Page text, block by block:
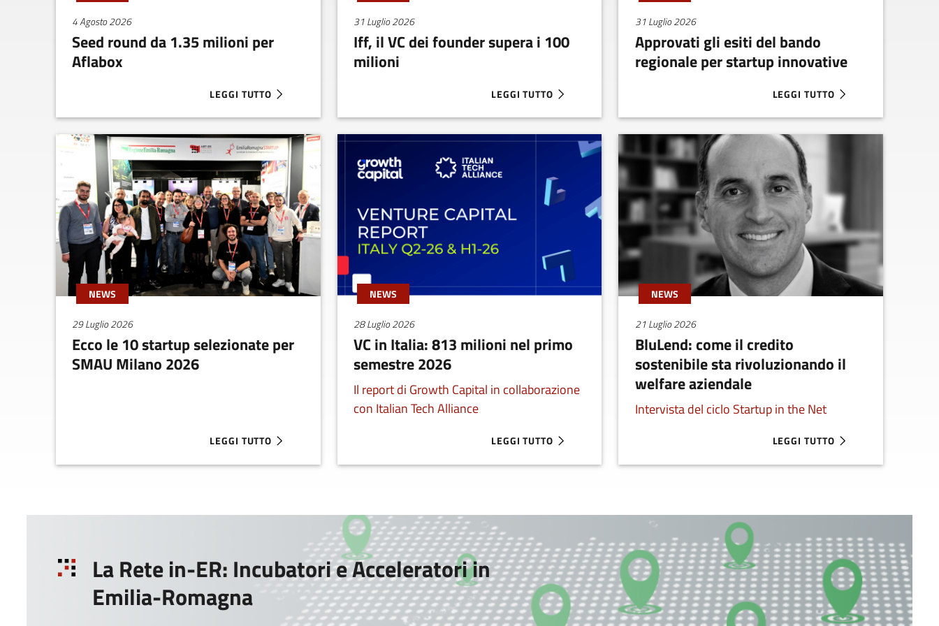
4 Agosto 2026
Seed round da 1.35 milioni per
Aflabox
LEGGI TUTTO
ABOUT SEED ROUND DA 1.35 MILIONI PER AFLABOX
31 Luglio 2026
Iff, il VC dei founder supera i 100
milioni
LEGGI TUTTO
ABOUT IFF, IL VC DEI FOUNDER SUPERA I 100 MILIONI
31 Luglio 2026
Approvati gli esiti del bando
regionale per startup innovative
LEGGI TUTTO
ABOUT APPROVATI GLI ESITI DEL
NEWS
29 Luglio 2026
Ecco le 10 startup selezionate per
SMAU Milano 2026
LEGGI TUTTO
ABOUT ECCO LE 10 STARTUP SELEZIONATE PER SMAU MILANO 2026
NEWS
28 Luglio 2026
VC in Italia: 813 milioni nel primo
semestre 2026
Il report di Growth Capital in collaborazione
con Italian Tech Alliance
LEGGI TUTTO
ABOUT VC IN ITALIA: 813 MILIONI NEL PRIMO SEMESTRE 2026
NEWS
21 Luglio 2026
BluLend: come il credito
sostenibile sta rivoluzionando il
welfare aziendale
Intervista del ciclo Startup in the Net
LEGGI TUTTO
ABOUT BLULEND: COME IL
La Rete in-ER: Incubatori e Acceleratori in
Emilia-Romagna